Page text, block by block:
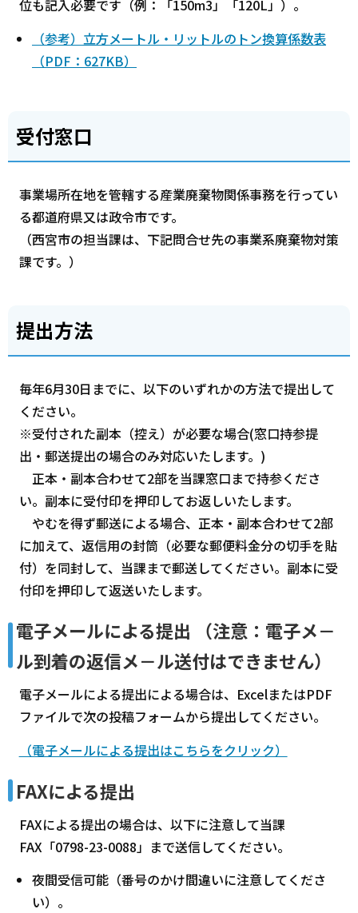
位も記入必要です（例：「150m3」「120L」）。
（参考）立方メートル・リットルのトン換算係数表
（PDF：627KB）
受付窓口
事業場所在地を管轄する産業廃棄物関係事務を行ってい
る都道府県又は政令市です。
（西宮市の担当課は、下記問合せ先の事業系廃棄物対策
課です。）
提出方法
毎年6月30日までに、以下のいずれかの方法で提出して
ください。
※受付された副本（控え）が必要な場合(窓口持参提
出・郵送提出の場合のみ対応いたします。)
正本・副本合わせて2部を当課窓口まで持参くださ
い。副本に受付印を押印してお返しいたします。
やむを得ず郵送による場合、正本・副本合わせて2部
に加えて、返信用の封筒（必要な郵便料金分の切手を貼
付）を同封して、当課まで郵送してください。副本に受
付印を押印して返送いたします。
電子メールによる提出 （注意：電子メ－
ル到着の返信メ－ル送付はできません）
電子メールによる提出による場合は、ExcelまたはPDF
ファイルで次の投稿フォームから提出してください。
（電子メールによる提出はこちらをクリック）
FAXによる提出
FAXによる提出の場合は、以下に注意して当課
FAX「0798-23-0088」まで送信してください。
夜間受信可能（番号のかけ間違いに注意してくださ
い）。